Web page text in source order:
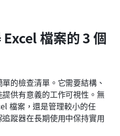
檔案的 3 個
的檢查清單。它需要結構、
供有意義的工作可視性。無
檔案，還是管理較小的任
蹤器在長期使用中保持實用